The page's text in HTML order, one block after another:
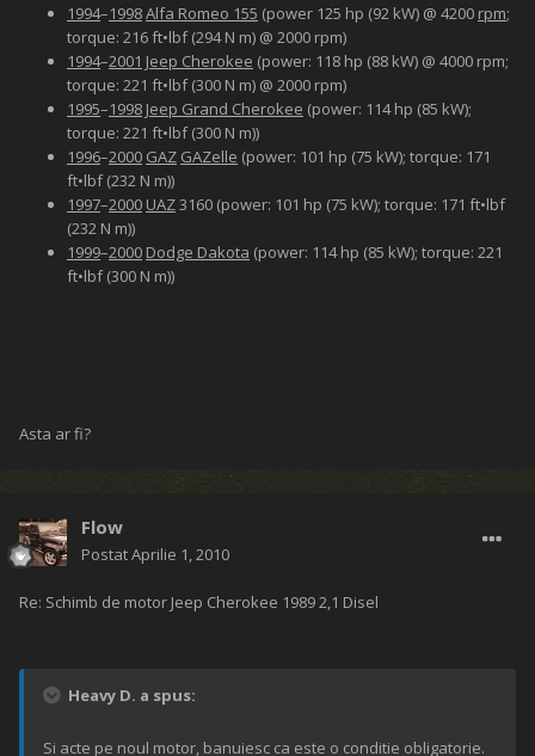
1994–1998Alfa Romeo 155 (power 125 hp (92 kW) @ 4200 rpm;
torque: 216 ft•lbf (294 N m) @ 2000 rpm)
1994–2001 Jeep Cherokee (power: 118 hp (88 kW) @ 4000 rpm;
torque: 221 ft•lbf (300 N m) @ 2000 rpm)
1995–1998 Jeep Grand Cherokee (power: 114 hp (85 kW);
torque: 221 ft•lbf (300 N m))
1996–2000 GAZ GAZelle (power: 101 hp (75 kW); torque: 171
ft•lbf (232 N m))
1997–2000 UAZ3160 (power: 101 hp (75 kW); torque: 171 ft•lbf
(232 N m))
1999–2000 Dodge Dakota (power: 114 hp (85 kW); torque: 221
ft•lbf (300 N m))
Asta ar fi?
Flow
PostatAprilie 1, 2010
Re: Schimb de motor Jeep Cherokee 1989 2,1 Disel
Heavy D. a spus:
Si acte pe noul motor, banuiesc ca este o conditie obligatorie.